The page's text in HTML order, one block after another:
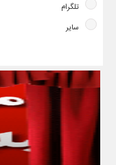
تلگرام
سایر